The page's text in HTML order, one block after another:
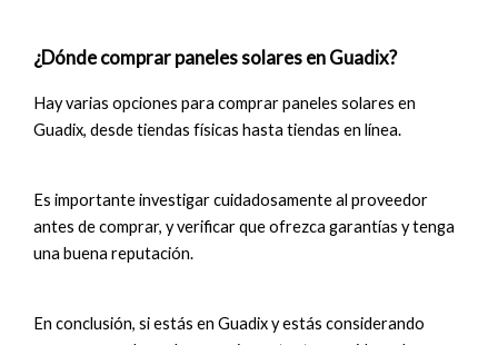
¿Dónde comprar paneles solares en Guadix?
Hay varias opciones para comprar paneles solares en
Guadix, desde tiendas físicas hasta tiendas en línea.
Es importante investigar cuidadosamente al proveedor
antes de comprar, y verificar que ofrezca garantías y tenga
una buena reputación.
En conclusión, si estás en Guadix y estás considerando